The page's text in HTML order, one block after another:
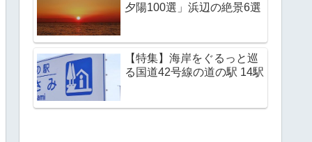
夕陽100選」浜辺の絶景6選
【特集】海岸をぐるっと巡
る国道42号線の道の駅 14駅